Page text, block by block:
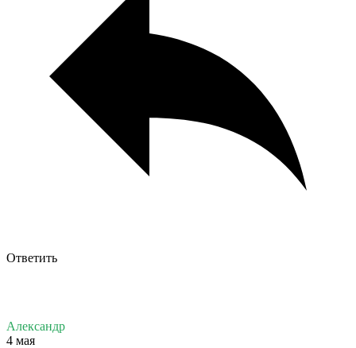
Ответить
Александр
4 мая